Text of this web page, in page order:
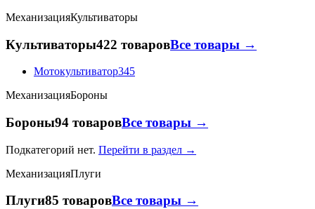
МеханизацияКультиваторы
Культиваторы422 товаровВсе товары →
Мотокультиватор345
МеханизацияБороны
Бороны94 товаровВсе товары →
Подкатегорий нет. Перейти в раздел →
МеханизацияПлуги
Плуги85 товаровВсе товары →